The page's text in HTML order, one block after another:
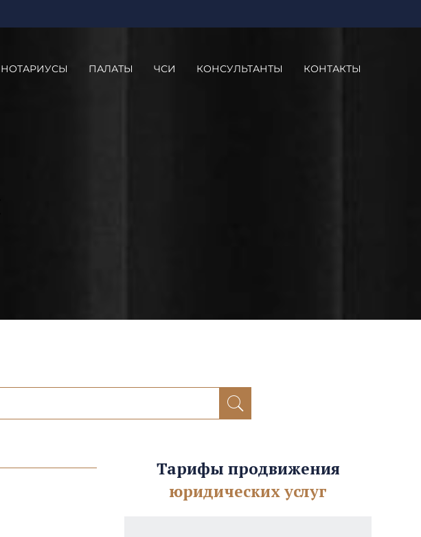
НОТАРИУСЫ ПАЛАТЫ ЧСИ КОНСУЛЬТАНТЫ КОНТАКТЫ
Тарифы продвижения
юридических услуг